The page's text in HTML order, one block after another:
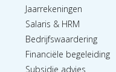
Jaarrekeningen
Salaris & HRM
Bedrijfswaardering
Financiële begeleiding
Subsidie advies